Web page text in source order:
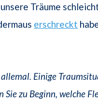
Träume
erschreckt
Einige
zu Beginn, welche